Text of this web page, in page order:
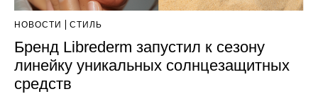
НОВОСТИ СТИЛЬ
Бренд Librederm запустил к сезону
линейку уникальных солнцезащитных
средств